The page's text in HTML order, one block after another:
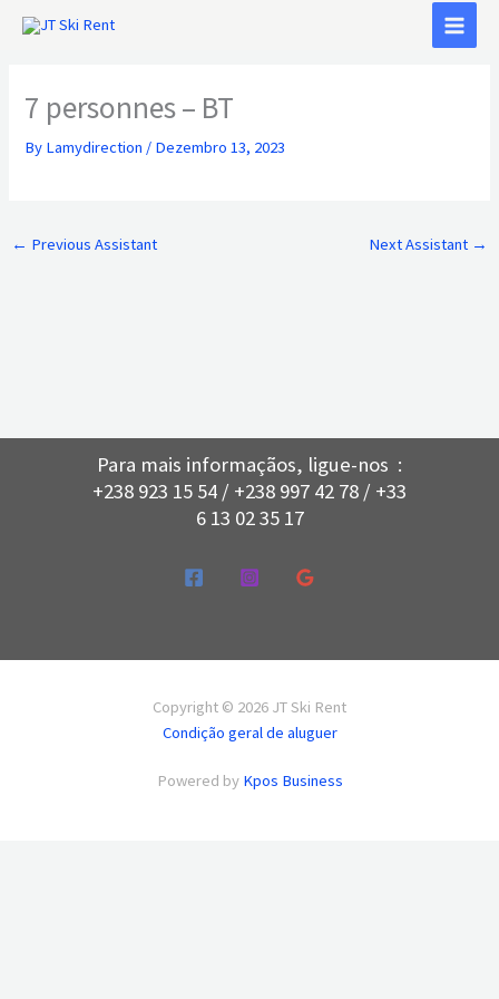
7 personnes – BT
By Lamydirection / Dezembro 13, 2023
← Previous Assistant Next Assistant →
Para mais informaçãos, ligue-nos :
+238 923 15 54 / +238 997 42 78 / +33
6 13 02 35 17
Copyright © 2026 JT Ski Rent
Condição geral de aluguer
Powered by Kpos Business